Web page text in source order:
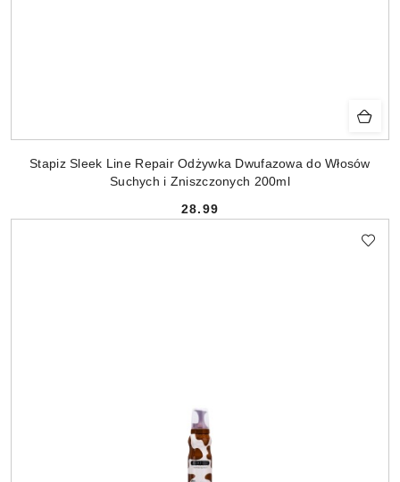
Stapiz Sleek Line Repair Odżywka Dwufazowa do Włosów
Suchych i Zniszczonych 200ml
Cena:
28.99